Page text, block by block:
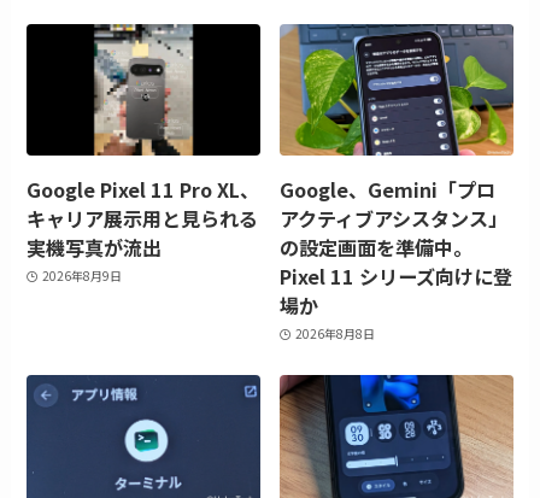
Google Pixel 11 Pro XL、
キャリア展示用と見られる
実機写真が流出
2026年8月9日
Google、Gemini「プロ
アクティブアシスタンス」
の設定画面を準備中。
Pixel 11 シリーズ向けに登
場か
2026年8月8日